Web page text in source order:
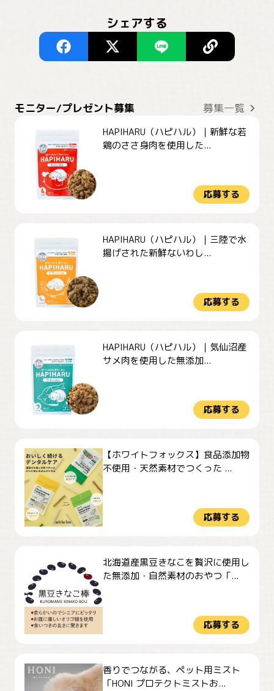
シェアする
モニター/プレゼント募集 募集一覧
HAPIHARU（ハピハル）｜新鮮な若
鶏のささ身肉を使用した...
応募する
HAPIHARU（ハピハル）｜三陸で水
揚げされた新鮮ないわし...
応募する
HAPIHARU（ハピハル）｜気仙沼産
サメ肉を使用した無添加...
応募する
【ホワイトフォックス】食品添加物
不使用・天然素材でつくった ...
応募する
北海道産黒豆きなこを贅沢に使用し
た無添加・自然素材のおやつ「...
応募する
香りでつながる、ペット用ミスト
「HONI プロテクトミストお...